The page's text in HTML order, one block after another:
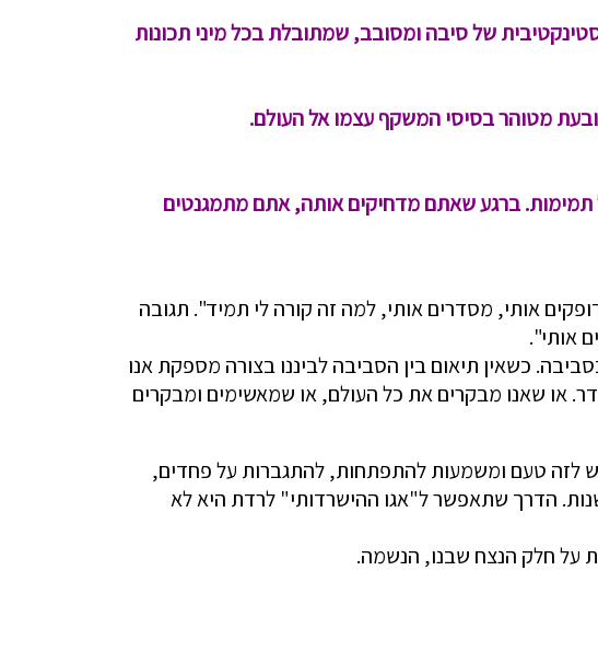
של סיבה ומסובב, שמתובלת בכל מיני תכונות
מטוהר בסיסי המשקף עצמו אל העולם.
תמימות. ברגע שאתם מדחיקים אותה, אתם מתמגנטים
קים אותי, מסדרים אותי, למה זה קורה לי תמיד". תגובה
אותי".
כשאין תיאום בין הסביבה לביננו בצורה מספקת אנו
או שאנו מבקרים את כל העולם, או שמאשימים ומבקרים
לזה טעם ומשמעות להתפתחות, להתגברות על פחדים,
הדרך שתאפשר ל"אגו ההישרדותי" לרדת היא לא
על חלק הנצח שבנו, הנשמה.